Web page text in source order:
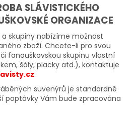
SLÁVISTICKÉHO
ORGANIZACE
a skupiny nabízíme možnost
zboží. Chcete-li pro svou
či fanouškovskou skupinu vlastní
šály, placky atd.), kontaktuje
.
suvenýrů je standardně
poptávky Vám bude zpracována